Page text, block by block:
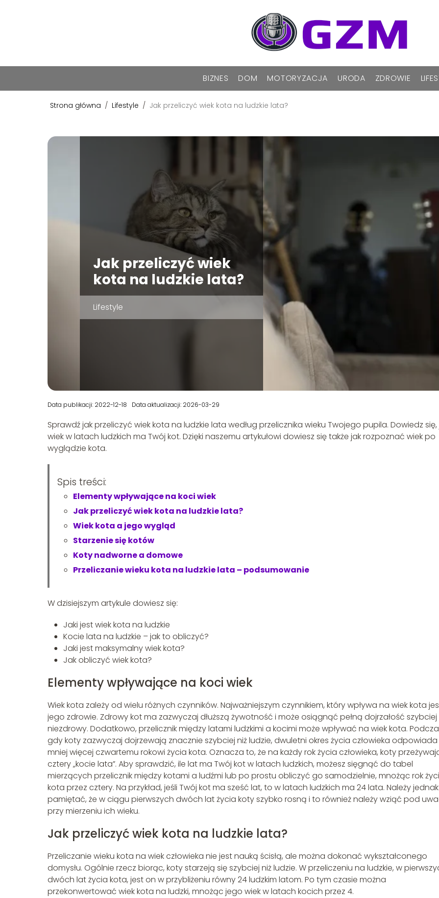
BIZNES DOM MOTORYZACJA URODA ZDROWIE
Strona główna / Lifestyle / Jak przeliczyć wiek kota na ludzkie lata?
Jak przeliczyć wiek
kota na ludzkie lata?
Lifestyle
Data publikacji: 2022-12-18 Data aktualizacji: 2026-03-29
Sprawdź jak przeliczyć wiek kota na ludzkie lata według przelicznika wieku Twojego pupila. Dowiedz się,
wiek w latach ludzkich ma Twój kot. Dzięki naszemu artykułowi dowiesz się także jak rozpoznać wiek po
wyglądzie kota.
Spis treści:
Elementy wpływające na koci wiek
Jak przeliczyć wiek kota na ludzkie lata?
Wiek kota a jego wygląd
Starzenie się kotów
Koty nadworne a domowe
Przeliczanie wieku kota na ludzkie lata – podsumowanie
W dzisiejszym artykule dowiesz się:
Jaki jest wiek kota na ludzkie
Kocie lata na ludzkie – jak to obliczyć?
Jaki jest maksymalny wiek kota?
Jak obliczyć wiek kota?
Elementy wpływające na koci wiek
Wiek kota zależy od wielu różnych czynników. Najważniejszym czynnikiem, który wpływa na wiek kota
jego zdrowie. Zdrowy kot ma zazwyczaj dłuższą żywotność i może osiągnąć pełną dojrzałość szybciej
niezdrowy. Dodatkowo, przelicznik między latami ludzkimi a kocimi może wpływać na wiek kota.
gdy koty zazwyczaj dojrzewają znacznie szybciej niż ludzie, dwuletni okres życia człowieka odpowiada
mniej więcej czwartemu rokowi życia kota. Oznacza to, że na każdy rok życia człowieka, koty
cztery „kocie lata”. Aby sprawdzić, ile lat ma Twój kot w latach ludzkich, możesz sięgnąć do tabel
mierzących przelicznik między kotami a ludźmi lub po prostu obliczyć go samodzielnie, mnożąc rok
kota przez cztery. Na przykład, jeśli Twój kot ma sześć lat, to w latach ludzkich ma 24 lata. Należy jednak
pamiętać, że w ciągu pierwszych dwóch lat życia koty szybko rosną i to również należy wziąć pod
przy mierzeniu ich wieku.
Jak przeliczyć wiek kota na ludzkie lata?
Przeliczanie wieku kota na wiek człowieka nie jest nauką ścisłą, ale można dokonać wykształconego
domysłu. Ogólnie rzecz biorąc, koty starzeją się szybciej niż ludzie. W przeliczeniu na ludzkie, w
dwóch lat życia kota, jest on w przybliżeniu równy 24 ludzkim latom. Po tym czasie można
przekonwertować wiek kota na ludzki, mnożąc jego wiek w latach kocich przez 4.